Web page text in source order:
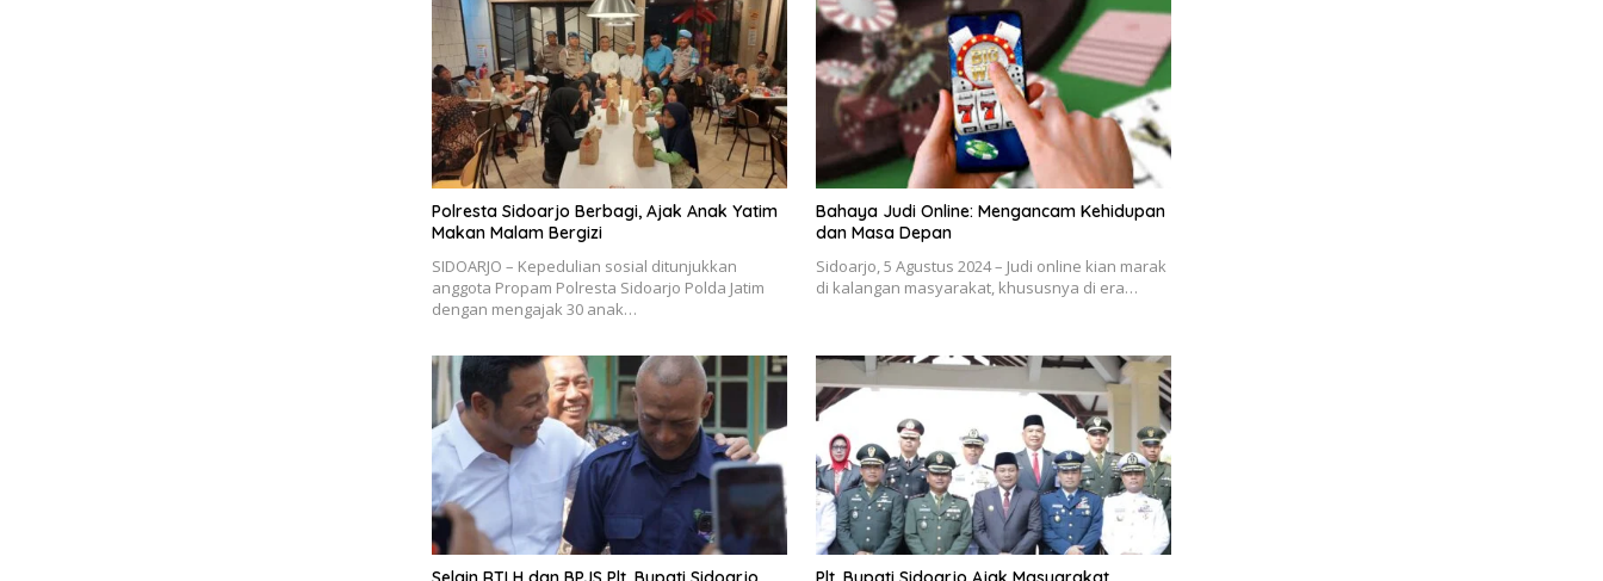
Polresta Sidoarjo Berbagi, Ajak Anak Yatim
Makan Malam Bergizi
SIDOARJO – Kepedulian sosial ditunjukkan
anggota Propam Polresta Sidoarjo Polda Jatim
dengan mengajak 30 anak…
Bahaya Judi Online: Mengancam Kehidupan
dan Masa Depan
Sidoarjo, 5 Agustus 2024 – Judi online kian marak
di kalangan masyarakat, khususnya di era…